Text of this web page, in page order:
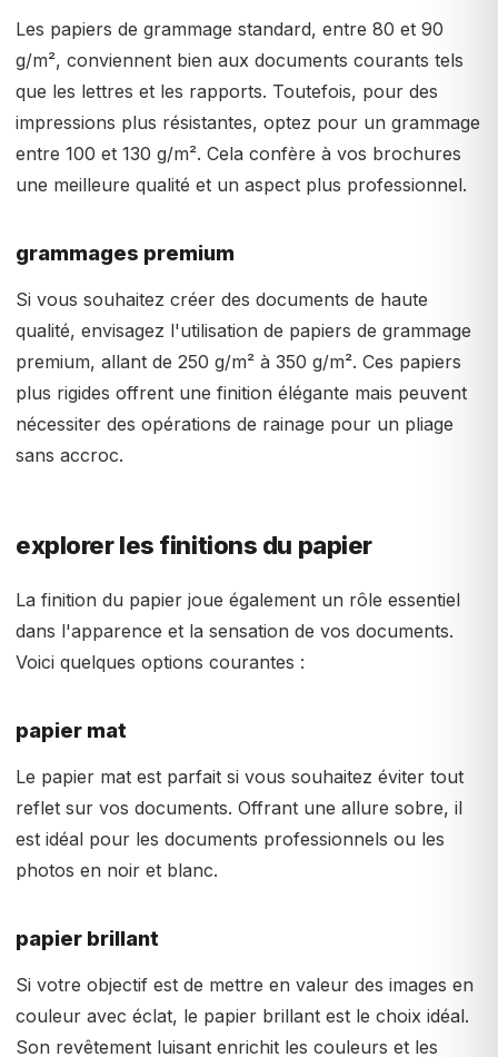
Les papiers de grammage standard, entre 80 et 90
g/m², conviennent bien aux documents courants tels
que les lettres et les rapports. Toutefois, pour des
impressions plus résistantes, optez pour un grammage
entre 100 et 130 g/m². Cela confère à vos brochures
une meilleure qualité et un aspect plus professionnel.
grammages premium
Si vous souhaitez créer des documents de haute
qualité, envisagez l'utilisation de papiers de grammage
premium, allant de 250 g/m² à 350 g/m². Ces papiers
plus rigides offrent une finition élégante mais peuvent
nécessiter des opérations de rainage pour un pliage
sans accroc.
explorer les finitions du papier
La finition du papier joue également un rôle essentiel
dans l'apparence et la sensation de vos documents.
Voici quelques options courantes :
papier mat
Le papier mat est parfait si vous souhaitez éviter tout
reflet sur vos documents. Offrant une allure sobre, il
est idéal pour les documents professionnels ou les
photos en noir et blanc.
papier brillant
Si votre objectif est de mettre en valeur des images en
couleur avec éclat, le papier brillant est le choix idéal.
Son revêtement luisant enrichit les couleurs et les